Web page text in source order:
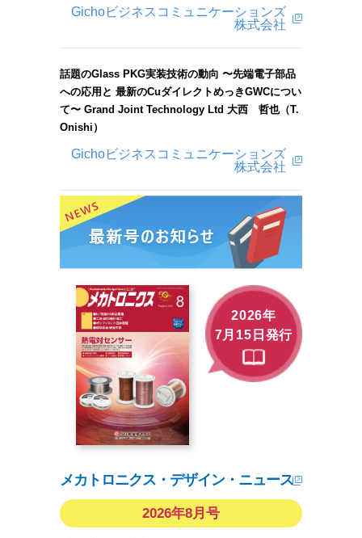
Gichoビジネスコミュニケーションズ
株式会社
話題のGlass PKG実装技術の動向 〜先端電子部品
への応用と 最新のCuダイレクトめっきGWCについ
て〜 Grand Joint Technology Ltd 大西 哲也（T.
Onishi）
Gichoビジネスコミュニケーションズ
株式会社
2026年
7月15日発行
メカトロニクス・デザイン・ニュース
2026年8月号